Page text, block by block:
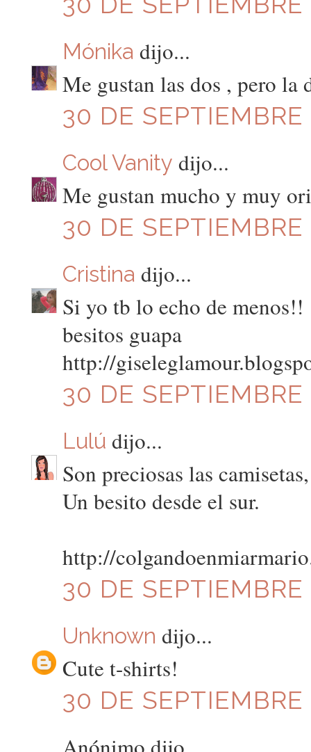
Mónika dijo...
Me gustan las dos , pero la
30 DE
Cool Vanity dijo...
Me gustan mucho y muy
30 DE
Cristina dijo...
Si yo tb lo echo de menos!!
besitos guapa
http://
30 DE
Lulú dijo...
Son preciosas las
Un besito desde el sur.
http://
30 DE
Unknown dijo...
Cute t-shirts!
30 DE